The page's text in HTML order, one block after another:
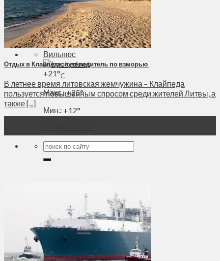
Духовное пространство
Спорт
Технологии
Энергетика
Вильнюс
+21°C
Макс.:+25°
Мин.: +12°
Отдых в Клайпеде: путеводитель по взморью
В летнее время литовская жемчужина – Клайпеда
пользуется повышенным спросом среди жителей Литвы, а
также [...]